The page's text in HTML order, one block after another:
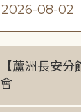
2026-08-02
【蘆洲長安
會